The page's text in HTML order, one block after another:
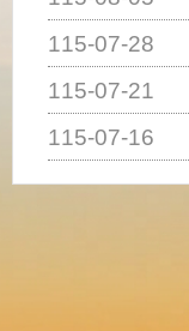
115-07-28
115-07-21
115-07-16